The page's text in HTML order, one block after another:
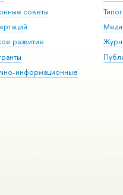
советы
развитие
информационные